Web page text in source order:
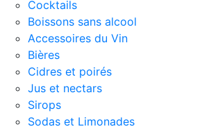
Cocktails
Boissons sans alcool
Accessoires du Vin
Bières
Cidres et poirés
Jus et nectars
Sirops
Sodas et Limonades